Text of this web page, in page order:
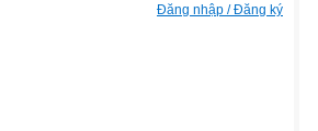
Đăng nhập / Đăng ký